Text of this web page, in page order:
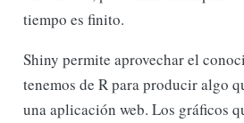
tiempo es finito.
Shiny permite aprovechar el
tenemos de R para producir algo
una aplicación web. Los gráficos